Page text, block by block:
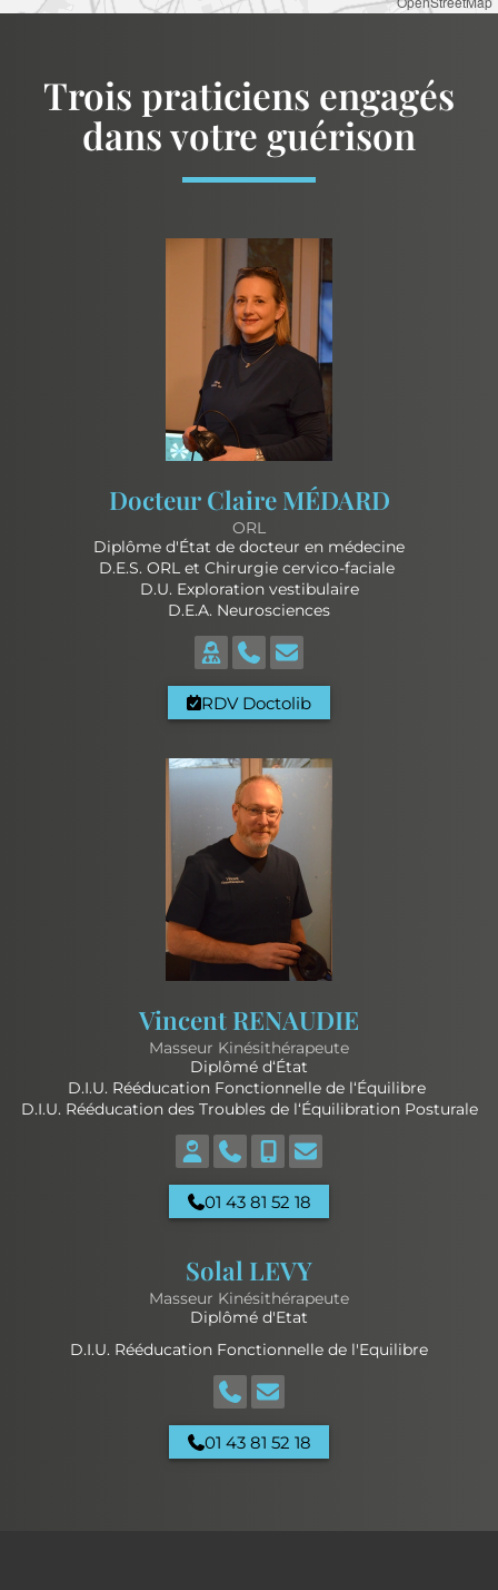
Trois praticiens engagés
dans votre guérison
Docteur Claire MÉDARD
ORL
Diplôme d'État de docteur en médecine
D.E.S. ORL et Chirurgie cervico-faciale
D.U. Exploration vestibulaire
D.E.A. Neurosciences
RDV Doctolib
Vincent RENAUDIE
Masseur Kinésithérapeute
Diplômé d‘État
D.I.U. Rééducation Fonctionnelle de l‘Équilibre
D.I.U. Rééducation des Troubles de l‘Équilibration Posturale
01 43 81 52 18
Solal LEVY
Masseur Kinésithérapeute
Diplômé d'Etat
D.I.U. Rééducation Fonctionnelle de l'Equilibre
01 43 81 52 18